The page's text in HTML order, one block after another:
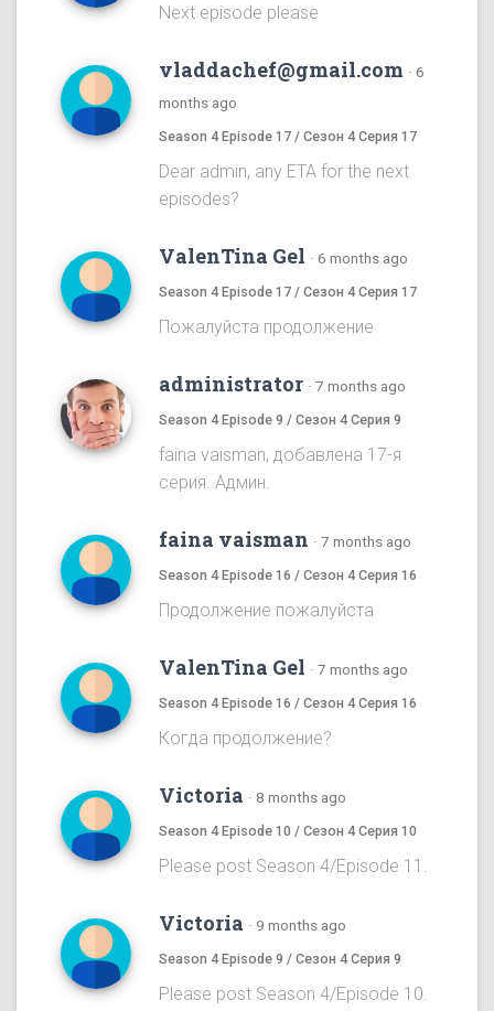
Next episode please
vladdachef@gmail.com · 6
months ago
Season 4 Episode 17 / Сезон 4 Серия 17
Dear admin, any ETA for the next
episodes?
ValenTina Gel · 6 months ago
Season 4 Episode 17 / Сезон 4 Серия 17
Пожалуйста продолжение
administrator · 7 months ago
Season 4 Episode 9 / Сезон 4 Серия 9
faina vaisman, добавлена 17-я
серия. Админ.
faina vaisman · 7 months ago
Season 4 Episode 16 / Сезон 4 Серия 16
Продолжение пожалуйста
ValenTina Gel · 7 months ago
Season 4 Episode 16 / Сезон 4 Серия 16
Когда продолжение?
Victoria · 8 months ago
Season 4 Episode 10 / Сезон 4 Серия 10
Please post Season 4/Episode 11.
Victoria · 9 months ago
Season 4 Episode 9 / Сезон 4 Серия 9
Please post Season 4/Episode 10.